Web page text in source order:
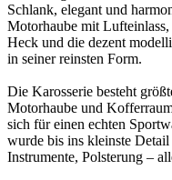
Schlank, elegant und
Motorhaube mit
Heck und die dezent
in seiner reinsten Form.
Die Karosserie besteht
Motorhaube und
sich für einen echten
wurde bis ins kleinste
Instrumente, Polsterung –